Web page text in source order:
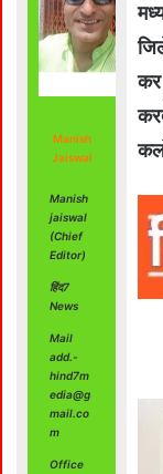
Manish
Jaiswal
Manish
jaiswal
(Chief
Editor)
हिंद7
News
Mail
add.-
hind7m
edia@g
mail.co
m
Office
कर